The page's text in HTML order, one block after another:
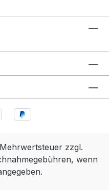
zzgl.
wenn